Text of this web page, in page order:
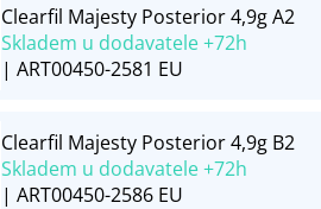
Clearfil Majesty Posterior 4,9g A2
Skladem u dodavatele +72h
| ART00450-2581 EU
Clearfil Majesty Posterior 4,9g B2
Skladem u dodavatele +72h
| ART00450-2586 EU